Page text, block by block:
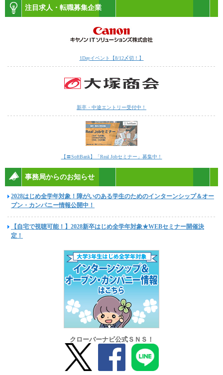
注目求人・転職募集企業
1Dayイベント【8/12〆切！】
新卒・中途エントリー受付中！
【〓SoftBank】「Real Jobセミナー」募集中！
事務局からのお知らせ
2028はじめ全学年対象！障がいのある学生のためのインターンシップ＆オー
プン・カンパニー情報公開中！
【自宅で視聴可能！】2028新卒はじめ全学年対象★WEBセミナー開催決
定！
クローバーナビ公式ＳＮＳ！